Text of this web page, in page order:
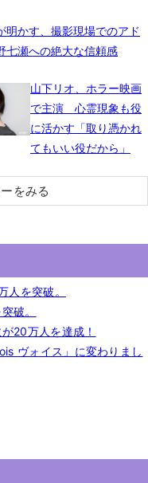
明かす、撮影現場でのアド
七瀬への絶大な信頼感
山下リオ、ホラー映画
で主演 心霊現象も役
に活かす「取り憑かれ
てもいい役だから」
をみる
を突破。
破。
20万人を達成！
ヴォイス」に変わりまし